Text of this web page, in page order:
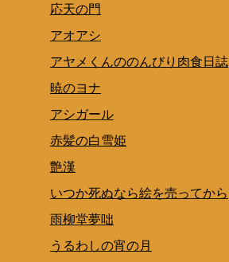
応天の門
アオアシ
アヤメくんののんびり肉食日誌
暁のヨナ
アシガール
赤髪の白雪姫
艶漢
いつか死ぬなら絵を売ってから
雨柳堂夢咄
うるわしの宵の月